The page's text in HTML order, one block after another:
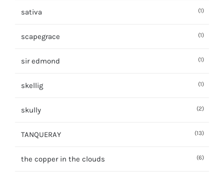
sativa (1)
scapegrace (1)
sir edmond (1)
skellig (1)
skully (2)
TANQUERAY (13)
the copper in the clouds (6)